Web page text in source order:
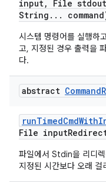
input, File stdout
String . . .
시스템 명령어를 실행하
고, 지정된 경우 출력을
다.
abstract Command
runTimedCmdWith
File input
파일에서 Stdin을 리디
지정된 시간보다 오래 걸